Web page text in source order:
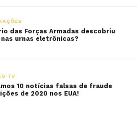
das Forças Armadas descobriu
urnas eletrônicas?
TV
10 notícias falsas de fraude
de 2020 nos EUA!